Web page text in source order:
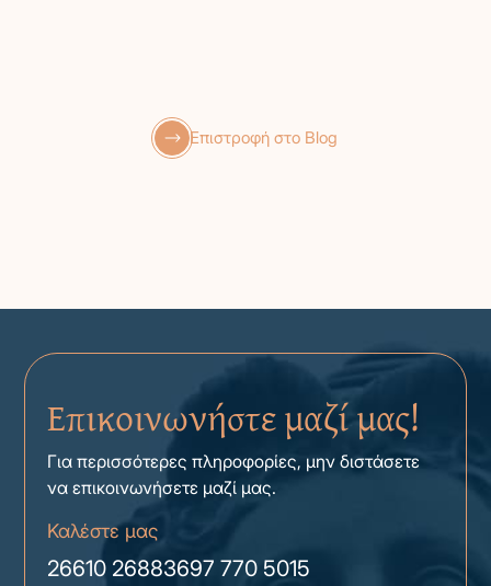
Επιστροφή στο Blog
Επικοινωνήστε μαζί μας!
Για περισσότερες πληροφορίες, μην διστάσετε
να επικοινωνήσετε μαζί μας.
Καλέστε μας
26610 26883697 770 5015